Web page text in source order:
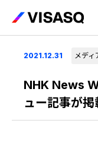
会社情報
ビザスクについて
CEOメッセージ
2021.12.31 メディ
NHK News
ュー記事が